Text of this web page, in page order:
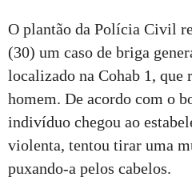
O plantão da Polícia Civil
(30) um caso de briga
localizado na Cohab 1, que
homem. De acordo com o
indivíduo chegou ao
violenta, tentou tirar uma
puxando-a pelos cabelos.